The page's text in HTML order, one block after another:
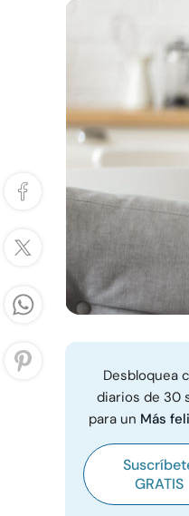
Desbloquea
diarios de 30
para un Más
GRATIS